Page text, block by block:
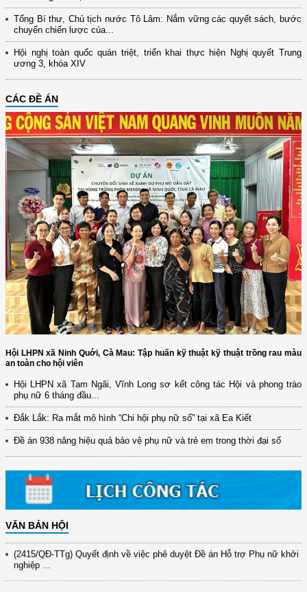
Tổng Bí thư, Chủ tịch nước Tô Lâm: Nắm vững các quyết sách, bước
chuyển chiến lược của...
Hội nghị toàn quốc quán triệt, triển khai thực hiện Nghị quyết Trung
ương 3, khóa XIV
CÁC ĐỀ ÁN
Hội LHPN xã Ninh Quới, Cà Mau: Tập huấn kỹ thuật kỹ thuật trồng rau màu
an toàn cho hội viên
Hội LHPN xã Tam Ngãi, Vĩnh Long sơ kết công tác Hội và phong trào
phụ nữ 6 tháng đầu...
Đắk Lắk: Ra mắt mô hình “Chi hội phụ nữ số” tại xã Ea Kiết
Đề án 938 nâng hiệu quả bảo vệ phụ nữ và trẻ em trong thời đại số
VĂN BẢN HỘI
(12/TB-HĐKH) V/v đăng ký, đề xuất nhiệm vụ Khoa học, công nghệ và
đổi mới ...
(898/KH/ĐCT) Kế hoạch thực hiện Quyết định số 2415/QĐ-TTg ngày
31/10/2025 ...
(417/QĐ-BNNMT) Quyết định phê duyệt Chương trình mục tiêu quốc gia
xây dựng ...
(891/KH-ĐCT) Kế hoạch thực hiện Nghị quyết số 72-NQ/TW ngày
9/9/2025 của Bộ ...
(2415/QĐ-TTg) Quyết định về việc phê duyệt Đề án Hỗ trợ Phụ nữ khởi
nghiệp ...